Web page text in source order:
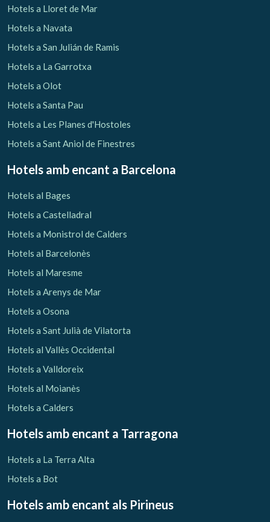
Hotels a Lloret de Mar
Hotels a Navata
Hotels a San Julián de Ramis
Hotels a La Garrotxa
Hotels a Olot
Hotels a Santa Pau
Hotels a Les Planes d'Hostoles
Hotels a Sant Aniol de Finestres
Hotels amb encant a Barcelona
Hotels al Bages
Hotels a Castelladral
Hotels a Monistrol de Calders
Hotels al Barcelonès
Hotels al Maresme
Hotels a Arenys de Mar
Hotels a Osona
Hotels a Sant Julià de Vilatorta
Hotels al Vallès Occidental
Hotels a Valldoreix
Hotels al Moianès
Hotels a Calders
Hotels amb encant a Tarragona
Hotels a La Terra Alta
Hotels a Bot
Hotels amb encant als Pirineus